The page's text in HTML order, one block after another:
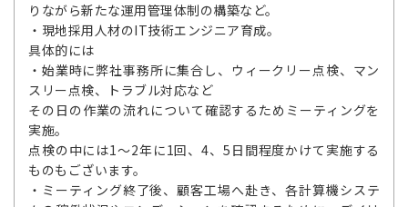
りながら新たな運用管理体制の構築など。
・現地採用人材のIT技術エンジニア育成。
具体的には
・始業時に弊社事務所に集合し、ウィークリー点検、マン
スリー点検、トラブル対応など
その日の作業の流れについて確認するためミーティングを
実施。
点検の中には1～2年に1回、4、5日間程度かけて実施する
ものもございます。
・ミーティング終了後、顧客工場へ赴き、各計算機システ